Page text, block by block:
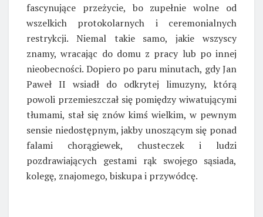
fascynujące przeżycie, bo zupełnie wolne od
wszelkich protokolarnych i ceremonialnych
restrykcji. Niemal takie samo, jakie wszyscy
znamy, wracając do domu z pracy lub po innej
nieobecności. Dopiero po paru minutach, gdy Jan
Paweł II wsiadł do odkrytej limuzyny, którą
powoli przemieszczał się pomiędzy wiwatującymi
tłumami, stał się znów kimś wielkim, w pewnym
sensie niedostępnym, jakby unoszącym się ponad
falami chorągiewek, chusteczek i ludzi
pozdrawiających gestami rąk swojego sąsiada,
kolegę, znajomego, biskupa i przywódcę.